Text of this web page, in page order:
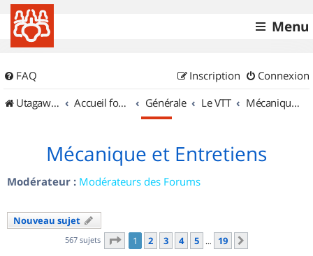
Menu
FAQ Connexion
Inscription
UtagawaVTT (Randos VTT et VTTAE avec traces GPS)
Accueil forum Générale Le VTT Mécanique et Entretiens
Mécanique et Entretiens
Modérateur : Modérateurs des Forums
Nouveau sujet
567 sujets Page 1sur
1 2 3 4 5 … 19